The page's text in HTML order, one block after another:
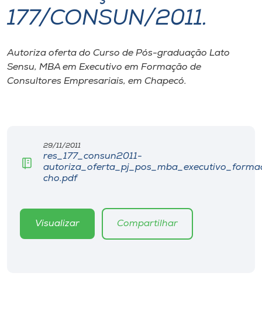
I.nova
Diplomados
Biblioteca
Rádio
177/CONSUN/2011.
Autoriza oferta do Curso de Pós-graduação Lato
Sensu, MBA em Executivo em Formação de
Consultores Empresariais, em Chapecó.
29/11/2011
res_177_consun2011-
cho.pdf
Visualizar Compartilhar